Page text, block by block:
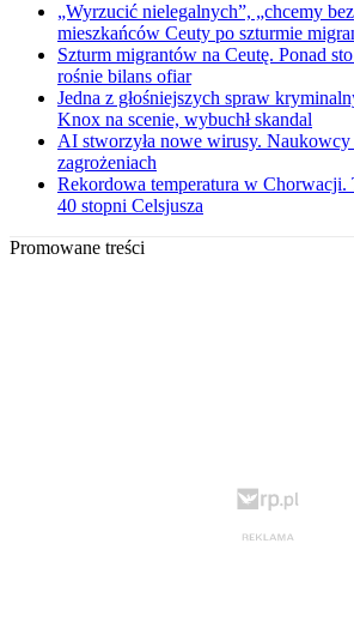
„Wyrzucić nielegalnych”, „chcemy
mieszkańców Ceuty po szturmie
Szturm migrantów na Ceutę. Ponad
rośnie bilans ofiar
Jedna z głośniejszych spraw
Knox na scenie, wybuchł skandal
AI stworzyła nowe wirusy. Naukowcy
zagrożeniach
Rekordowa temperatura w Chorwacji.
40 stopni Celsjusza
Promowane treści